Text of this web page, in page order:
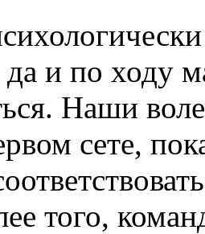
и по ходу
Наши
сете,
того,